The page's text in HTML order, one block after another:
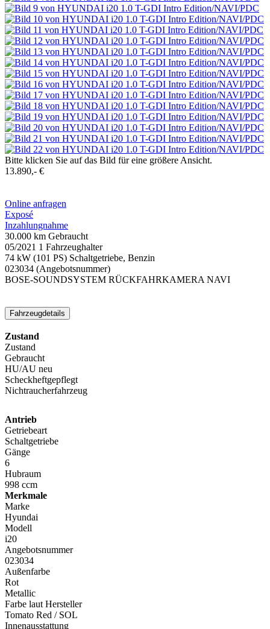
Bitte klicken Sie auf das Bild für eine größere Ansicht.
13.890,- €
Online anfragen
Exposé
Inzahlungnahme
30.000 km Gebraucht
05/2021 1 Fahrzeughalter
74 kW (101 PS) Schaltgetriebe, Benzin
023034 (Angebotsnummer)
BOSE-SOUNDSYSTEM RÜCKFAHRKAMERA NAVI
Fahrzeugdetails
Zustand
Zustand
Gebraucht
HU/AU neu
Scheckheftgepflegt
Nichtraucherfahrzeug
Antrieb
Getriebeart
Schaltgetriebe
Gänge
6
Hubraum
998 ccm
Merkmale
Marke
Hyundai
Modell
i20
Angebotsnummer
023034
Außenfarbe
Rot
Metallic
Farbe laut Hersteller
Tomato Red / SOL
Innenausstattung